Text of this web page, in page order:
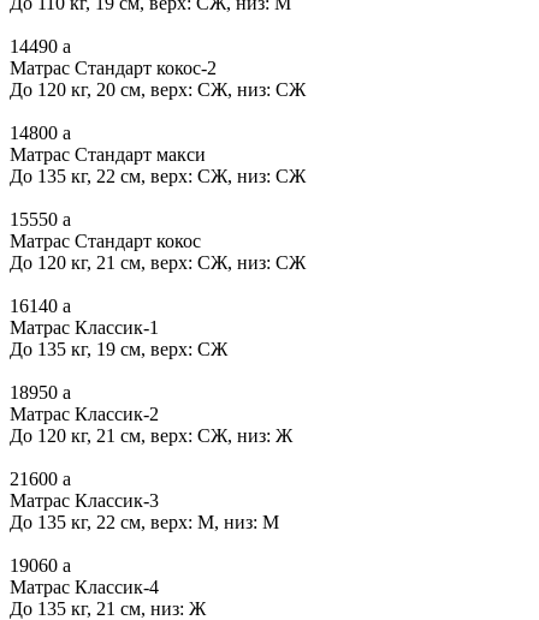
14490 a
Матрас Стандарт кокос-2
До 120 кг, 20 см, верх: СЖ, низ: СЖ
14800 a
Матрас Стандарт макси
До 135 кг, 22 см, верх: СЖ, низ: СЖ
15550 a
Матрас Стандарт кокос
До 120 кг, 21 см, верх: СЖ, низ: СЖ
16140 a
Матрас Классик-1
До 135 кг, 19 см, верх: СЖ
18950 a
Матрас Классик-2
До 120 кг, 21 см, верх: СЖ, низ: Ж
21600 a
Матрас Классик-3
До 135 кг, 22 см, верх: М, низ: М
19060 a
Матрас Классик-4
До 135 кг, 21 см, низ: Ж